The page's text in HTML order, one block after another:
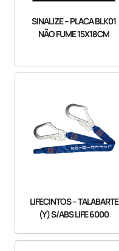
SINALIZE – PLACA BLK01
NÃO FUME 15X18CM
LIFECINTOS – TALABARTE
(Y) S/ABS LIFE 6000